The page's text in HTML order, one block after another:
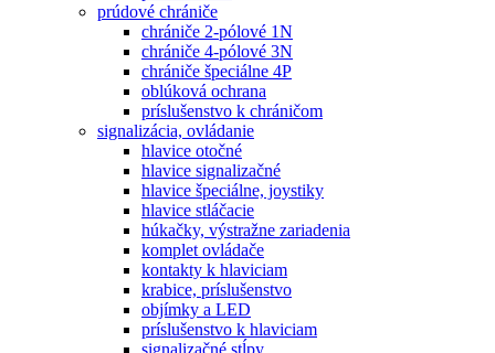
prúdové chrániče
chrániče 2-pólové 1N
chrániče 4-pólové 3N
chrániče špeciálne 4P
oblúková ochrana
príslušenstvo k chráničom
signalizácia, ovládanie
hlavice otočné
hlavice signalizačné
hlavice špeciálne, joystiky
hlavice stláčacie
húkačky, výstražne zariadenia
komplet ovládače
kontakty k hlaviciam
krabice, príslušenstvo
objímky a LED
príslušenstvo k hlaviciam
signalizačné stĺpy